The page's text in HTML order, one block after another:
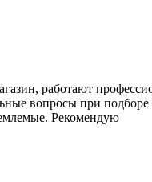
работают
вопросы при
Рекомендую